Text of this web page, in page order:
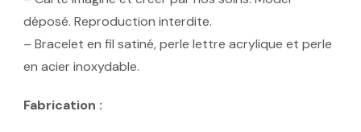
déposé. Reproduction interdite.
– Bracelet en fil satiné, perle lettre acrylique et perle
en acier inoxydable.
Fabrication :